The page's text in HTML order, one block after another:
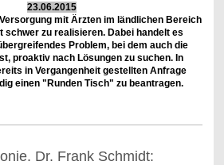
23.06.2015
mit Ärzten im ländlichen Bereich
schwer zu realisieren. Dabei handelt es
Problem, bei dem auch die
proaktiv nach Lösungen zu suchen. In
in Vergangenheit gestellten Anfrage
einen "Runden Tisch" zu beantragen.
Dr. Frank Schmidt: